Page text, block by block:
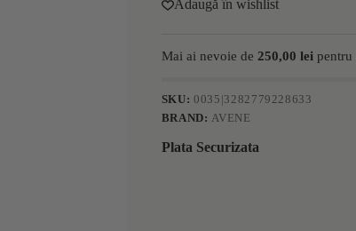
Adaugă în wishlist
Mai ai nevoie de 250,00 leipentru
SKU:0035|3282779228633
BRAND: AVENE
Plata Securizata